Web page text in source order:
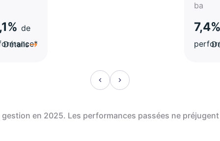
de
Détails
en 2025. Les performances passées ne